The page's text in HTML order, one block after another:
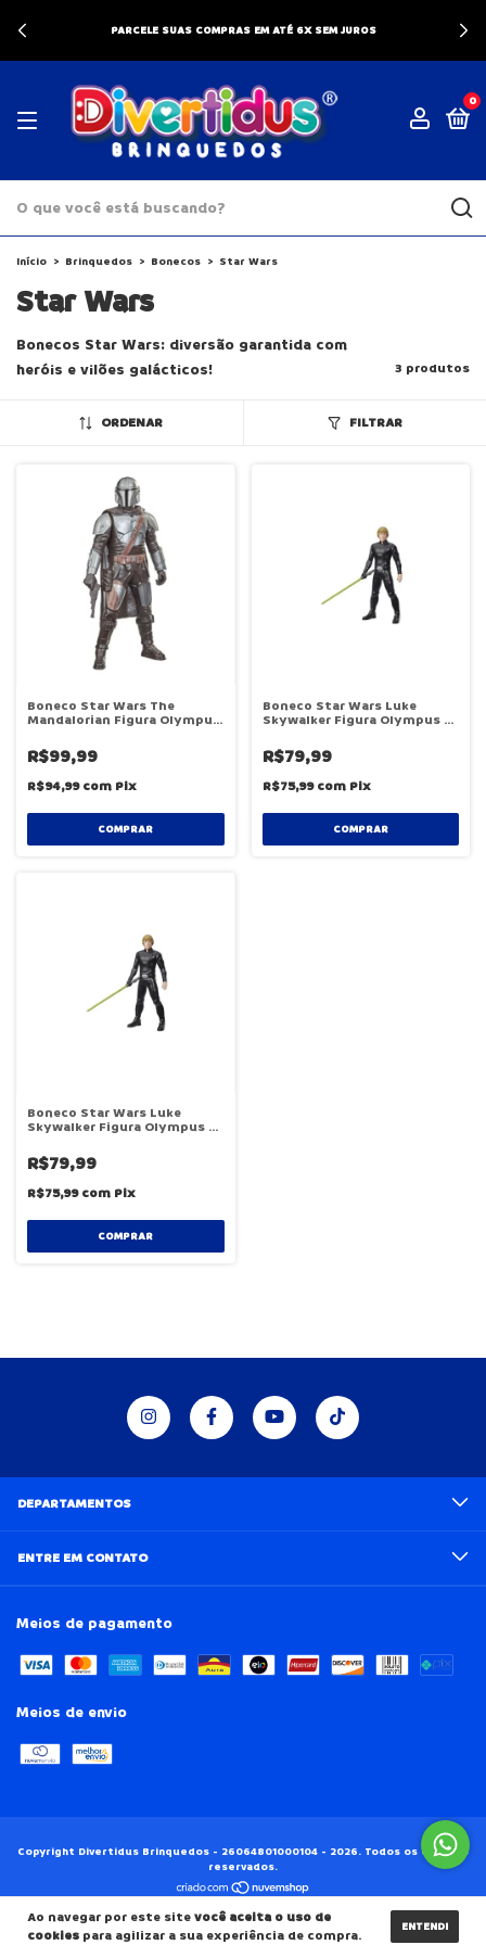
PARCELE SUAS COMPRAS EM ATÉ 6X SEM JUROS
0
Ao navegar por este sitevocê aceita o uso de
cookies para agilizar a sua experiência de compra. ENTENDI
Início > Brinquedos > Bonecos > Star Wars
Star Wars
Bonecos Star Wars: diversão garantida com
heróis e vilões galácticos!
3 produtos
ORDENAR FILTRAR
Boneco Star Wars The
Mandalorian Figura Olympus
R$99,99
R$94,99com Pix
COMPRAR
Boneco Star Wars Luke
Skywalker Figura Olympus -
R$79,99
R$75,99com Pix
COMPRAR
Boneco Star Wars Luke
Skywalker Figura Olympus -
R$79,99
R$75,99com Pix
COMPRAR
DEPARTAMENTOS
ENTRE EM CONTATO
Meios de pagamento
Meios de envio
Copyright Divertidus Brinquedos - 26064801000104 - 2026. Todos os direitos
reservados.